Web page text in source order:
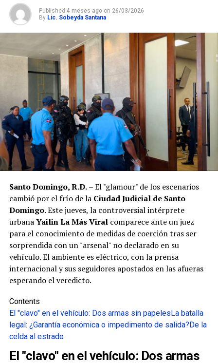
Published 4 meses ago on 26/03/2026
By Lic. Sobeyda Santana
Santo Domingo, R.D.– El "glamour" de los escenarios
cambió por el frío de la Ciudad Judicial de Santo
Domingo. Este jueves, la controversial intérprete
urbanaYailin La Más Viralcomparece ante un juez
para el conocimiento de medidas de coerción tras ser
sorprendida con un "arsenal" no declarado en su
vehículo. El ambiente es eléctrico, con la prensa
internacional y sus seguidores apostados en las afueras
esperando el veredicto.
Contents
El "clavo" en el vehículo: Dos armas sin papeles La batalla
legal: ¿Garantía económica o impedimento de salida? De la
celda al estrado
El "clavo" en el vehículo: Dos armas